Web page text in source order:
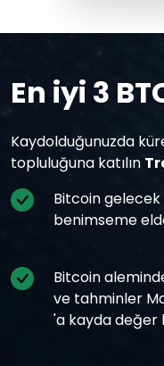
En iyi 3
Kaydolduğunuzda
topluluğuna katılın
Bitcoin gelecek
benimseme
Bitcoin
ve tahminler
'a kayda değer